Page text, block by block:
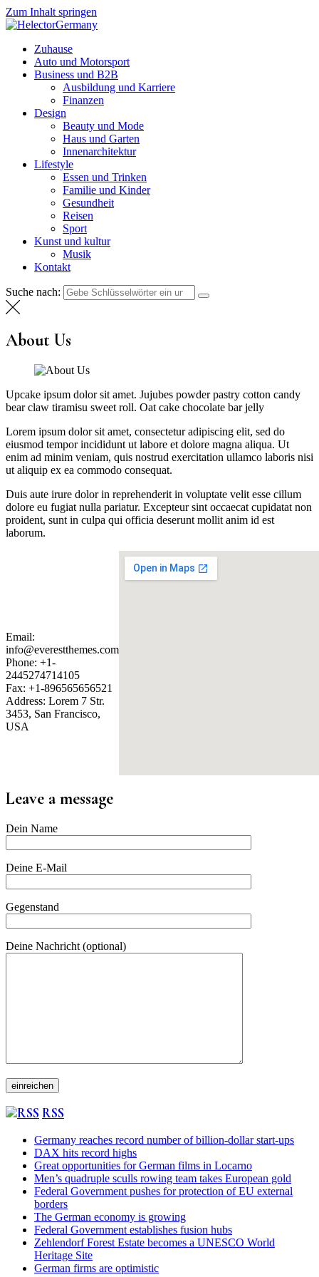
Zum Inhalt springen
Weltnachrichten
Zuhause
Auto und Motorsport
Business und B2B
Ausbildung und Karriere
Finanzen
Design
Beauty und Mode
Haus und Garten
Innenarchitektur
Lifestyle
Essen und Trinken
Familie und Kinder
Gesundheit
Reisen
Sport
Kunst und kultur
Musik
Kontakt
Suche nach:
About Us
Upcake ipsum dolor sit amet. Jujubes powder pastry cotton candy
bear claw tiramisu sweet roll. Oat cake chocolate bar jelly
Lorem ipsum dolor sit amet, consectetur adipiscing elit, sed do
eiusmod tempor incididunt ut labore et dolore magna aliqua. Ut
enim ad minim veniam, quis nostrud exercitation ullamco laboris nisi
ut aliquip ex ea commodo consequat.
Duis aute irure dolor in reprehenderit in voluptate velit esse cillum
dolore eu fugiat nulla pariatur. Excepteur sint occaecat cupidatat non
proident, sunt in culpa qui officia deserunt mollit anim id est
laborum.
Email:
info@everestthemes.com
Phone: +1-
2445274714105
Fax: +1-896565656521
Address: Lorem 7 Str.
3453, San Francisco,
USA
Leave a message
Dein Name
Deine E-Mail
Gegenstand
Deine Nachricht (optional)
RSS
Germany reaches record number of billion-dollar start-ups
DAX hits record highs
Great opportunities for German films in Locarno
Men’s quadruple sculls rowing team takes European gold
Federal Government pushes for protection of EU external
borders
The German economy is growing
Federal Government establishes fusion hubs
Zehlendorf Forest Estate becomes a UNESCO World
Heritage Site
German firms are optimistic